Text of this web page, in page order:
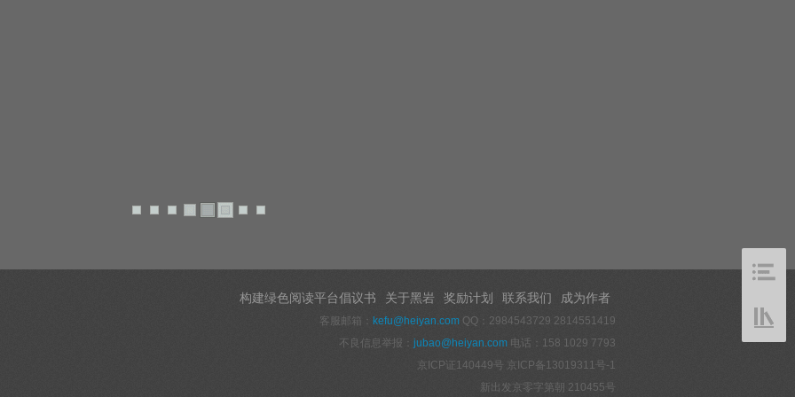
构建绿色阅读平台倡议书 关于黑岩 奖励计划 联系我们 成为作者
客服邮箱： kefu@heiyan.com QQ：2984543729 2814551419
不良信息举报： jubao@heiyan.com 电话：158 1029 7793
京ICP证140449号 京ICP备13019311号-1
新出发京零字第朝 210455号